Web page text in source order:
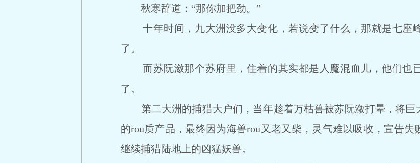
秋寒辞道：“那你加把劲。”
十年时间，九大洲没多大变化，若说变了什么，那就是七座
了。
而苏阮潋那个苏府里，住着的其实都是人魔混血儿，他们也
了。
第二大洲的捕猎大户们，当年趁着万枯兽被苏阮潋打晕，将巨
的rou质产品，最终因为海兽rou又老又柴，灵气难以吸收，宣告失
继续捕猎陆地上的凶猛妖兽。